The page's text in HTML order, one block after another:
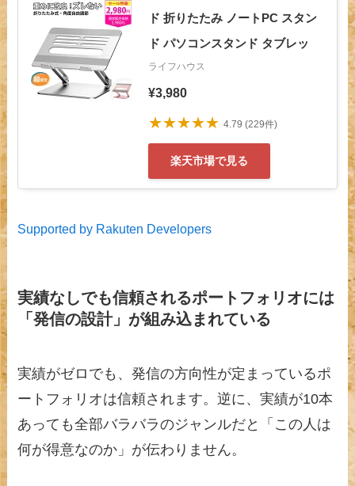
ド 折りたたみ ノートPC スタン
ド パソコンスタンド タブレッ
ライフハウス
¥3,980
★★★★★ 4.79 (229件)
楽天市場で見る
Supported by Rakuten Developers
実績なしでも信頼されるポートフォリオには
「発信の設計」が組み込まれている
実績がゼロでも、発信の方向性が定まっているポ
ートフォリオは信頼されます。逆に、実績が10本
あっても全部バラバラのジャンルだと「この人は
何が得意なのか」が伝わりません。